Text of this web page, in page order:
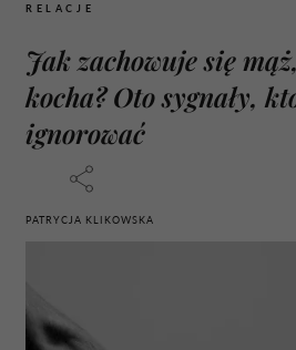
RELACJE
Jak zachowuje się
kocha? Oto sygnały,
ignorować
PATRYCJA KLIKOWSKA